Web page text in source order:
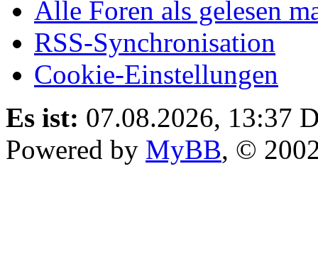
Alle Foren als gelesen
RSS-Synchronisation
Cookie-Einstellungen
Es ist: 07.08.2026, 13:37
Powered by MyBB, ©